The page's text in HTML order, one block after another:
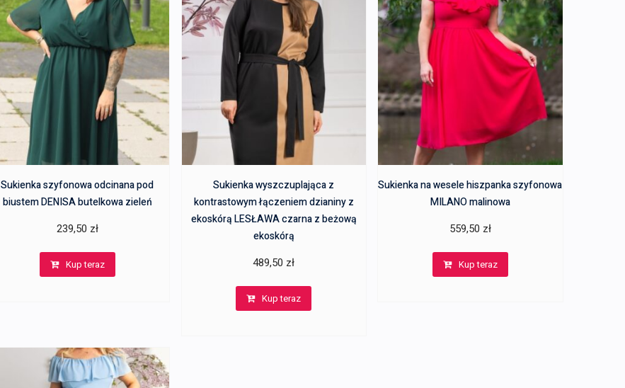
Sukienka szyfonowa odcinana pod
biustem DENISA butelkowa zieleń
239,50 zł
Kup teraz
Sukienka wyszczuplająca z
kontrastowym łączeniem dzianiny z
ekoskórą LESŁAWA czarna z beżową
ekoskórą
489,50 zł
Kup teraz
Sukienka na wesele hiszpanka szyfonowa
MILANO malinowa
559,50 zł
Kup teraz